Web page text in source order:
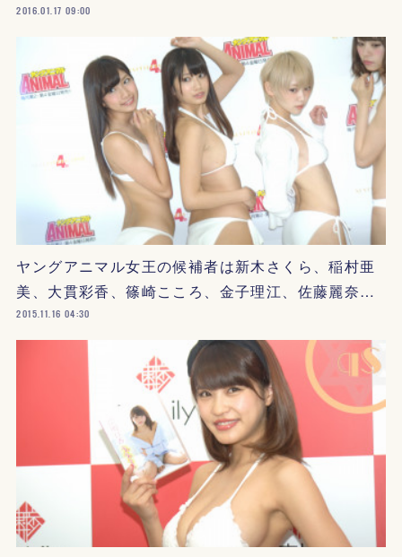
2016.01.17 09:00
ヤングアニマル女王の候補者は新木さくら、稲村亜
美、大貫彩香、篠崎こころ、金子理江、佐藤麗奈…
2015.11.16 04:30